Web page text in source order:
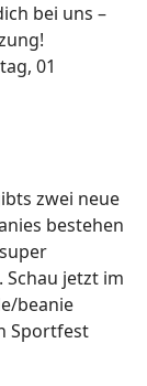
bei uns –
01
zwei neue
bestehen
jetzt im
beanie
Sportfest